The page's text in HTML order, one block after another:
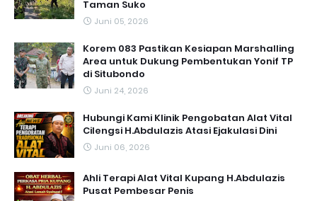
Taman Suko
Juni 05, 2026
Korem 083 Pastikan Kesiapan Marshalling
Area untuk Dukung Pembentukan Yonif TP
di Situbondo
Juni 24, 2026
Hubungi Kami Klinik Pengobatan Alat Vital
Cilengsi H.Abdulazis Atasi Ejakulasi Dini
Juni 06, 2026
Ahli Terapi Alat Vital Kupang H.Abdulazis
Pusat Pembesar Penis